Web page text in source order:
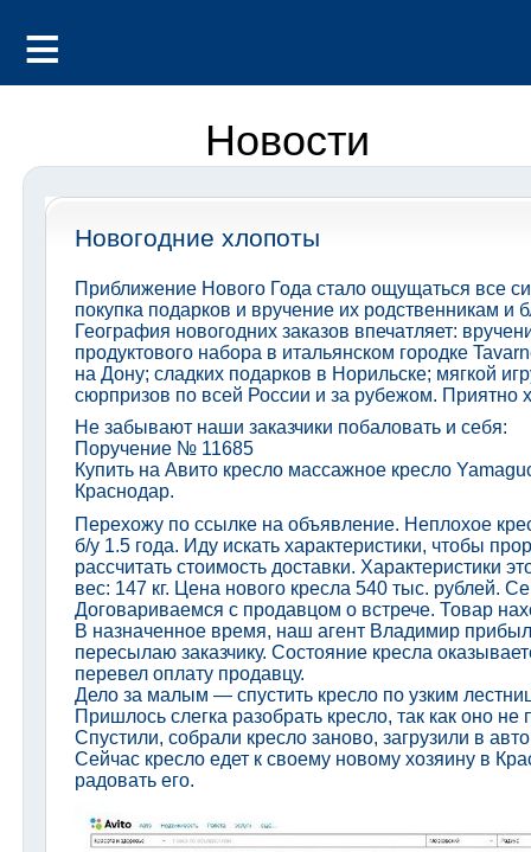
Новости
Новогодние хлопоты
Приближение Нового Года стало ощущаться все
покупка подарков и вручение их родственникам и
География новогодних заказов впечатляет:
продуктового набора в итальянском городке
на Дону; сладких подарков в Норильске; мягкой
сюрпризов по всей России и за рубежом.
Не забывают наши заказчики побаловать и себя:
Поручение № 11685
Купить на Авито кресло массажное кресло
Краснодар.
Перехожу по ссылке на объявление. Неплохое
б/у 1.5 года. Иду искать характеристики, чтобы
рассчитать стоимость доставки. Характеристики
вес: 147 кг. Цена нового кресла 540 тыс. рублей.
Договариваемся с продавцом о встрече. Товар
В назначенное время, наш агент Владимир
пересылаю заказчику. Состояние кресла
перевел оплату продавцу.
Дело за малым — спустить кресло по узким
Пришлось слегка разобрать кресло, так как оно
Спустили, собрали кресло заново, загрузили в
Сейчас кресло едет к своему новому хозяину в
радовать его.